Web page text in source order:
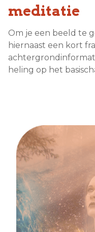
meditatie
Om je een beeld te
hiernaast een kort
heling op het